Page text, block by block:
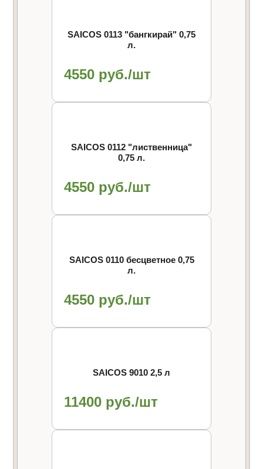
SAICOS 0113 "бангкирай" 0,75
л.
4550 руб./шт
SAICOS 0112 "лиственница"
0,75 л.
4550 руб./шт
SAICOS 0110 бесцветное 0,75
л.
4550 руб./шт
SAICOS 9010 2,5 л
11400 руб./шт